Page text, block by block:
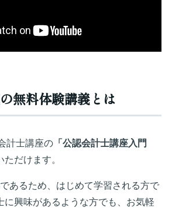
無料体験講義とは
計士講座の「公認会計士講座入門
だけます。
であるため、はじめて学習される方で
に興味があるような方でも、お気軽